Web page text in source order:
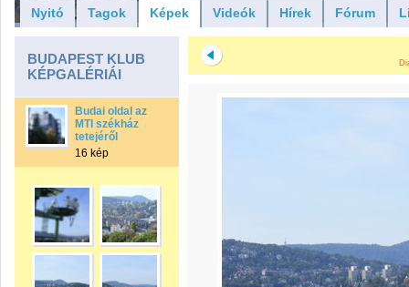
Nyitó Tagok Képek Videók Hírek Fórum
BUDAPEST KLUB
KÉPGALÉRIÁI
Budai oldal az
MTI székház
tetejéről
16 kép